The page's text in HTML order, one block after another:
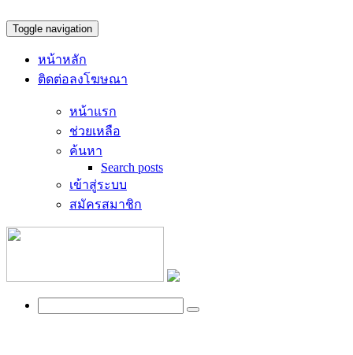
Toggle navigation
หน้าหลัก
ติดต่อลงโฆษณา
หน้าแรก
ช่วยเหลือ
ค้นหา
Search posts
เข้าสู่ระบบ
สมัครสมาชิก